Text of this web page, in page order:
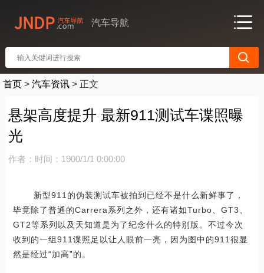
汽车导航
首页 > 汽车资讯 > 正文
悬架高度提升 最新911测试车谍照曝
光
作者： 时间：1900/1/1 0:00:00
新型911的伪装测试车被拍到已经不是什么新鲜事了，
毕竟除了普通的Carrera系列之外，还有诸如Turbo、GT3、
GT2等系列以及天知道是为了纪念什么的特别版。不过今次
收到的一组911谍照足以让人眼前一亮，因为图中的911很显
然是经过“加高”的。